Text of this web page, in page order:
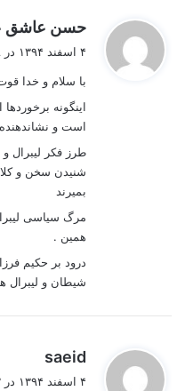
حسن عاشق
۴ اسفند ۱۳۹۴ در ۱:۴۹ ب٫ظ
با سلام و خدا
اینگونه
است و
طرز فکر
شنیدن سخن و
بمیرند
مرگ سیاسی
همین .
درود بر حکیم
شیطان و لیبرال
saeid
۴ اسفند ۱۳۹۴ در ۰:۰۳ ق٫ظ